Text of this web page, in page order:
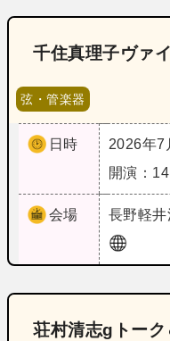
千住真理子ヴァ
弦・管楽器
日時
2026年7
開演：
会場 長野軽井
荘村清志gトーク